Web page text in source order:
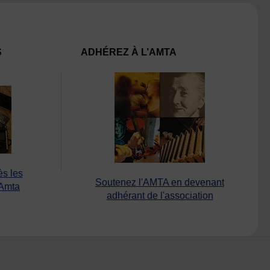
les
ADHÉREZ À L’AMTA
Soutenez l'AMTA en devenant
adhérant de l'association